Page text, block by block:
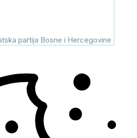
partija Bosne i Hercegovine